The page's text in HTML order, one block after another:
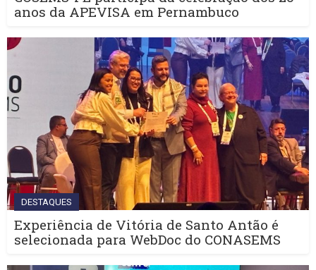
anos da APEVISA em Pernambuco
DESTAQUES
Experiência de Vitória de Santo Antão é
selecionada para WebDoc do CONASEMS